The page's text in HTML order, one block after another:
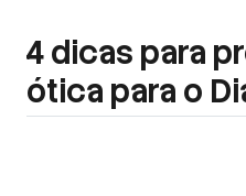
4 dicas para
ótica para o